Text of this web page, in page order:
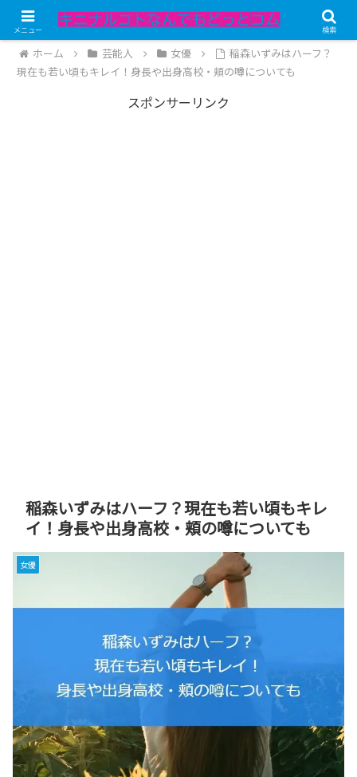
記事内にPRが含まれています。
ホーム 芸能人 女優
稲森いずみはハーフ？
現在も若い頃もキレイ！身長や出身高校・頬の噂についても
スポンサーリンク
稲森いずみはハーフ？現在も若い頃もキレ
イ！身長や出身高校・頬の噂についても
女優
メニュー 検索